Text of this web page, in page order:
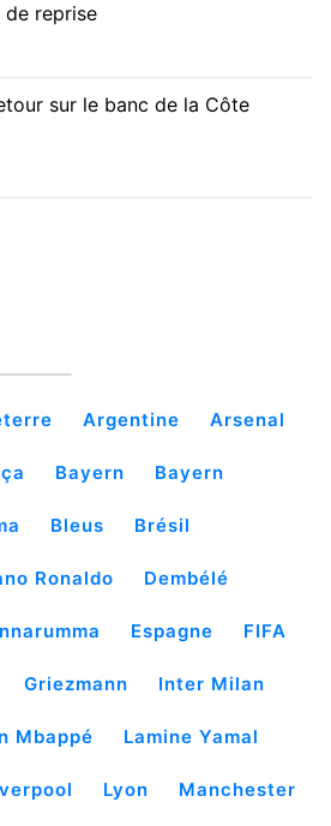
de reprise
sur le banc de la Côte
Argentine Arsenal
Bayern Bayern
Bleus Brésil
Ronaldo Dembélé
Espagne FIFA
Griezmann Inter Milan
Mbappé Lamine Yamal
Lyon Manchester